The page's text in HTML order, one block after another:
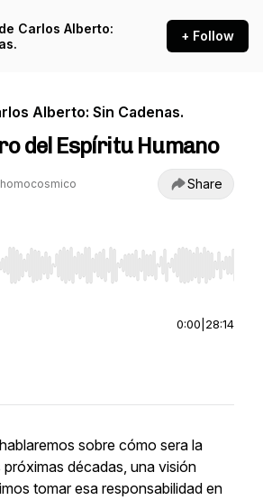
Carlos Alberto:
+ Follow
Alberto: Sin Cadenas.
del Espíritu Humano
homocosmico Share
Right to seek, Home/End to jump to
0:00 28:14
sobre cómo sera la
próximas décadas, una visión
tomar esa responsabilidad en